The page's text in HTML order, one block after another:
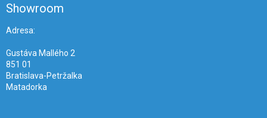
Showroom
Adresa:
Gustáva Mallého 2
851 01
Bratislava-Petržalka
Matadorka